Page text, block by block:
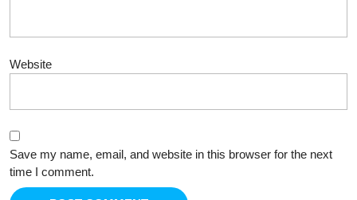
Website
Save my name, email, and website in this browser for the next
time I comment.